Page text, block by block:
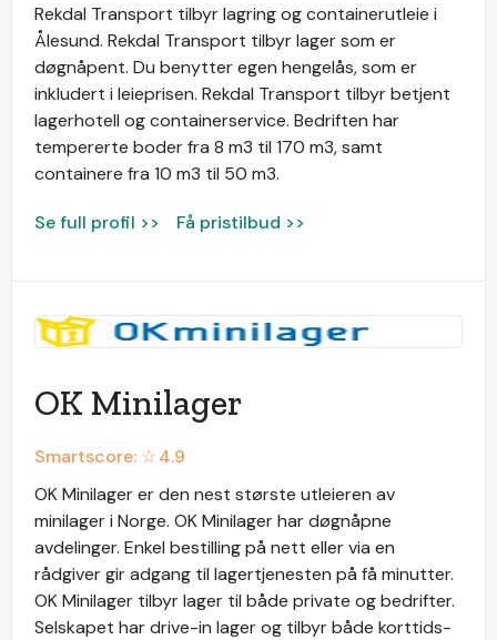
Rekdal Transport tilbyr lagring og containerutleie i
Ålesund. Rekdal Transport tilbyr lager som er
døgnåpent. Du benytter egen hengelås, som er
inkludert i leieprisen. Rekdal Transport tilbyr betjent
lagerhotell og containerservice. Bedriften har
tempererte boder fra 8 m3 til 170 m3, samt
containere fra 10 m3 til 50 m3.
Se full profil >> Få pristilbud >>
OK Minilager
Smartscore: ☆4.9
OK Minilager er den nest største utleieren av
minilager i Norge. OK Minilager har døgnåpne
avdelinger. Enkel bestilling på nett eller via en
rådgiver gir adgang til lagertjenesten på få minutter.
OK Minilager tilbyr lager til både private og bedrifter.
Selskapet har drive-in lager og tilbyr både korttids-